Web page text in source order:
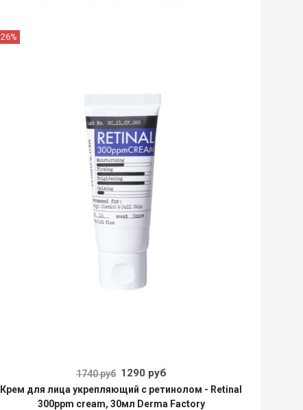
26%
1740 руб 1290 руб
Крем для лица укрепляющий с ретинолом - Retinal
300ppm cream, 30мл Derma Factory